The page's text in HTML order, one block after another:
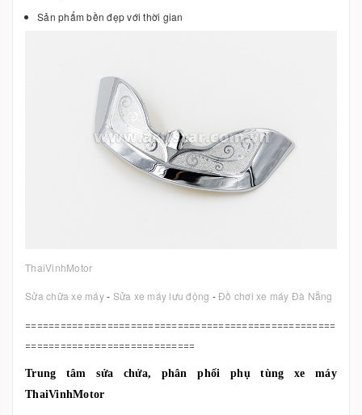
Sản phẩm bền đẹp với thời gian
ThaiVinhMotor
Sửa chữa xe máy- Sửa xe máy lưu động -Đồ chơi xe máy Đà Nẵng
=====================================================
=============================
Trung tâm sửa chửa, phân phối phụ tùng xe máy
ThaiVinhMotor